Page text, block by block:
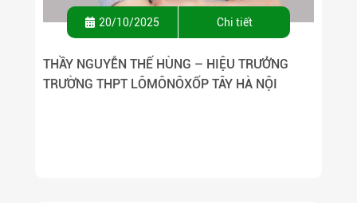
20/10/2025 Chi tiết
THẦY NGUYỄN THẾ HÙNG – HIỆU TRƯỞNG
TRƯỜNG THPT LÔMÔNÔXỐP TÂY HÀ NỘI